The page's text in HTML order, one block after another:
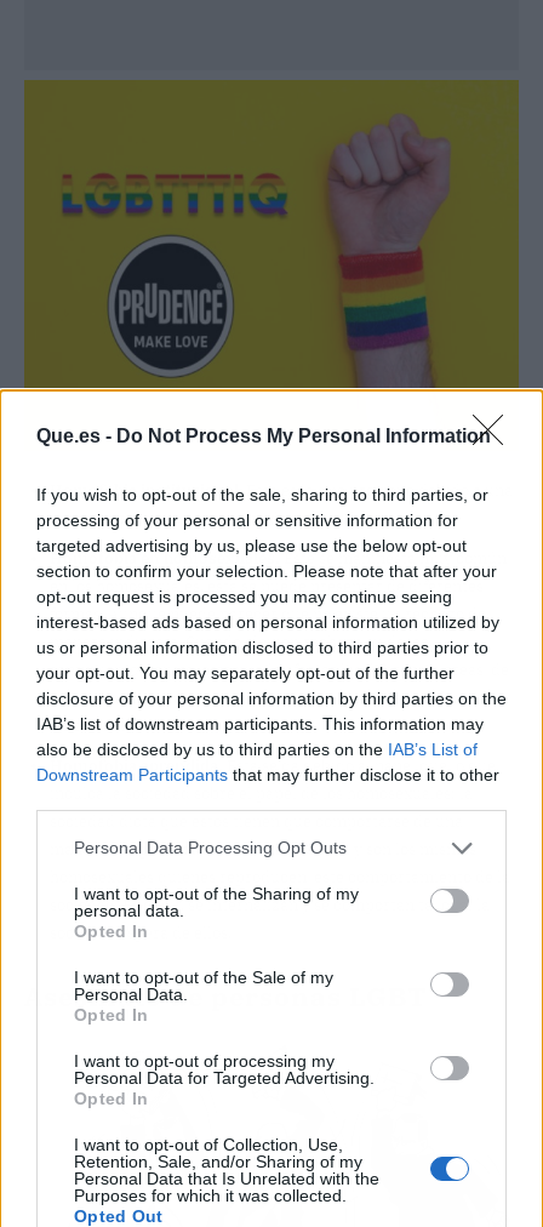
Que.es - Do Not Process My Personal Information
If you wish to opt-out of the sale, sharing to third parties, or
processing of your personal or sensitive information for
targeted advertising by us, please use the below opt-out
section to confirm your selection. Please note that after your
opt-out request is processed you may continue seeing
interest-based ads based on personal information utilized by
us or personal information disclosed to third parties prior to
your opt-out. You may separately opt-out of the further
disclosure of your personal information by third parties on the
IAB’s list of downstream participants. This information may
also be disclosed by us to third parties on the IAB’s List of
Downstream Participants that may further disclose it to other
Personal Data Processing Opt Outs
I want to opt-out of the Sharing of my
personal data.
Opted In
I want to opt-out of the Sale of my
Personal Data.
Opted In
I want to opt-out of processing my
Personal Data for Targeted Advertising.
Opted In
I want to opt-out of Collection, Use,
Retention, Sale, and/or Sharing of my
Personal Data that Is Unrelated with the
Purposes for which it was collected.
Opted Out
Homofobia institucional. Esta es la que proviene debido a una
creencia religiosa o por parte de un Estado.
Homofobia en homosexuales.Este se manifiesta muy común
en los homosexuales, esta se puede presentar de diferentes
formas. Aunque puede parecer que no existe un rechazo de
manera indirecta. Cuando alguien rechaza su deseo,
sentimiento y gusto, esto puede afectar las diferentes áreas de
su vida, como relación personales, vida sexual,saludfísica y
emocional.
Homofobia aprendida.
Esta se da debido al papel que lo que
manera, tenga un diferente estilo de vida y son los mismos
sociedad. Es decir, se internalizan y se comportan tal cual la
sociedad espera de ellos.
Asesinato de personas LGBT